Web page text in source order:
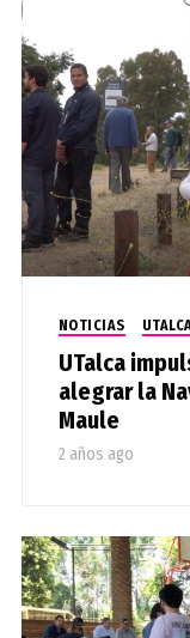
NOTICIAS
UTalca
alegrar la
Maule
2 años ago